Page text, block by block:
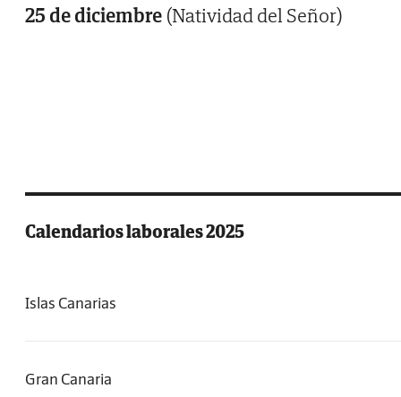
25 de diciembre (Natividad del Señor)
Calendarios laborales 2025
Islas Canarias
Gran Canaria